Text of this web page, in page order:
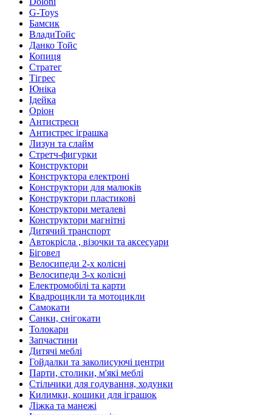
G-Toys
Бамсик
ВладиТойс
Данко Тойс
Копиця
Стратег
Тігрес
Юніка
Ідейка
Оріон
Антистреси
Антистрес іграшка
Лизун та слайм
Стретч-фигурки
Конструктори
Конструктора електроні
Конструктори для малюків
Конструктори пластикові
Конструктори металеві
Конструктори магнітні
Дитячий транспорт
Автокрісла , візочки та аксесуари
Біговел
Велосипеди 2-х колісні
Велосипеди 3-х колісні
Електромобілі та карти
Квадроцикли та мотоцикли
Самокати
Санки, снігокати
Толокари
Запчастини
Дитячі меблі
Гойдалки та заколисуючі центри
Парти, столики, м'які меблі
Стільчики для годування, ходунки
Килимки, кошики для іграшок
Ліжка та манежі